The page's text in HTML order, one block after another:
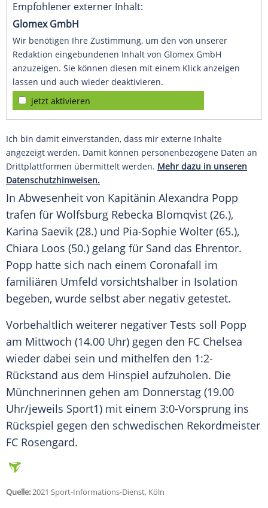
Empfohlener externer Inhalt:
Glomex GmbH
Wir benötigen Ihre Zustimmung, um den von unserer
Redaktion eingebundenen Inhalt von Glomex GmbH
anzuzeigen. Sie können diesen mit einem Klick anzeigen
lassen und auch wieder deaktivieren.
jetzt aktivieren
Ich bin damit einverstanden, dass mir externe Inhalte
angezeigt werden. Damit können personenbezogene Daten an
Drittplattformen übermittelt werden. Mehr dazu in unseren
Datenschutzhinweisen.
In Abwesenheit von Kapitänin Alexandra Popp
trafen für Wolfsburg Rebecka Blomqvist (26.),
Karina Saevik (28.) und Pia-Sophie Wolter (65.),
Chiara Loos (50.) gelang für Sand das Ehrentor.
Popp hatte sich nach einem Coronafall im
familiären Umfeld vorsichtshalber in Isolation
begeben, wurde selbst aber negativ getestet.
Vorbehaltlich weiterer negativer Tests soll Popp
am Mittwoch (14.00 Uhr) gegen den FC Chelsea
wieder dabei sein und mithelfen den 1:2-
Rückstand aus dem Hinspiel aufzuholen. Die
Münchnerinnen gehen am Donnerstag (19.00
Uhr/jeweils Sport1) mit einem 3:0-Vorsprung ins
Rückspiel gegen den schwedischen Rekordmeister
FC Rosengard.
Quelle:2021 Sport-Informations-Dienst, Köln